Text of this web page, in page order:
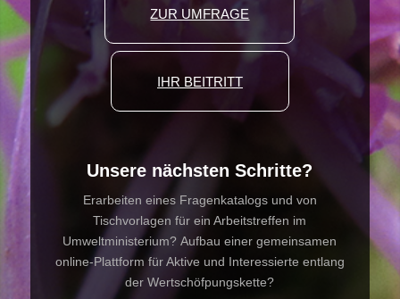
ZUR UMFRAGE
IHR BEITRITT
Unsere nächsten Schritte?
Erarbeiten eines Fragenkatalogs und von
Tischvorlagen für ein Arbeitstreffen im
Umweltministerium? Aufbau einer gemeinsamen
online-Plattform für Aktive und Interessierte entlang
der Wertschöfpungskette?